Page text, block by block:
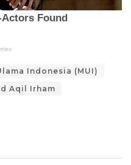
Indonesia (MUI)
Aqil Irham